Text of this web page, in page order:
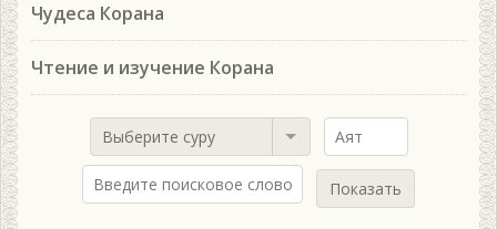
Чудеса Корана
Чтение и изучение Корана
Выберите суру
Показать